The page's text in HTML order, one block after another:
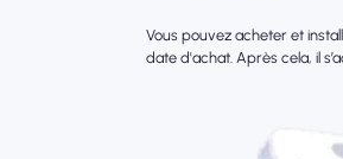
Vous pouvez acheter et
date d'achat. Après cela, il